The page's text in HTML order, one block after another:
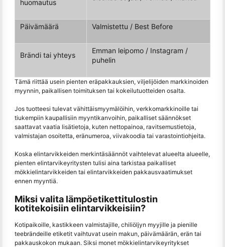
huomautus
Päivämäärä Valmistettu / Best Before
Brändi tai yhteys
Emman leipomo / Instagram /
puhelin
Tämä riittää usein pienten eräpakkauksien, viljelijöiden markkinoiden
myynnin, paikallisen toimituksen tai kokeilutuotteiden osalta.
Jos tuotteesi tulevat vähittäismyymälöihin, verkkomarkkinoille tai
tiukempiin kaupallisiin myyntikanvoihin, paikalliset säännökset
saattavat vaatia lisätietoja, kuten nettopainoa, ravitsemustietoja,
valmistajan osoitetta, eränumeroa, viivakoodia tai varastointiohjeita.
Koska elintarvikkeiden merkintäsäännöt vaihtelevat alueelta alueelle,
pienten elintarvikeyritysten tulisi aina tarkistaa paikalliset
mökkielintarvikkeiden tai elintarvikkeiden pakkausvaatimukset
ennen myyntiä.
Miksi valita lämpöetikettitulostin
kotitekoisiin elintarvikkeisiin?
Kotipaikoille, kastikkeen valmistajille, chiliöljyn myyjille ja pienille
teebrändeille etiketit vaihtuvat usein makun, päivämäärän, erän tai
pakkauskokon mukaan. Siksi monet mökkielintarvikeyritykset